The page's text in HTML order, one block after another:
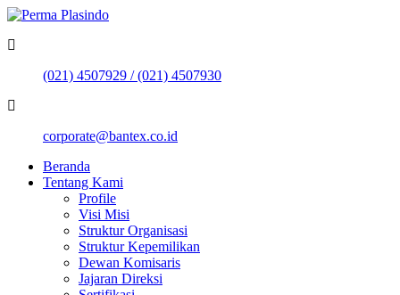
(021) 4507929 / (021) 4507930
corporate@bantex.co.id
Beranda
Tentang Kami
Profile
Visi Misi
Struktur Organisasi
Struktur Kepemilikan
Dewan Komisaris
Jajaran Direksi